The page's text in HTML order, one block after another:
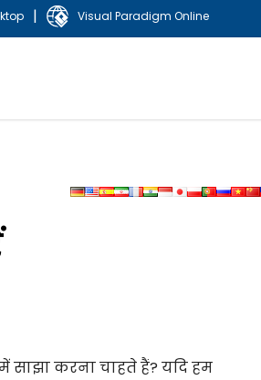
| Visual Paradigm Online
साझा करना चाहते हैं? यदि हम